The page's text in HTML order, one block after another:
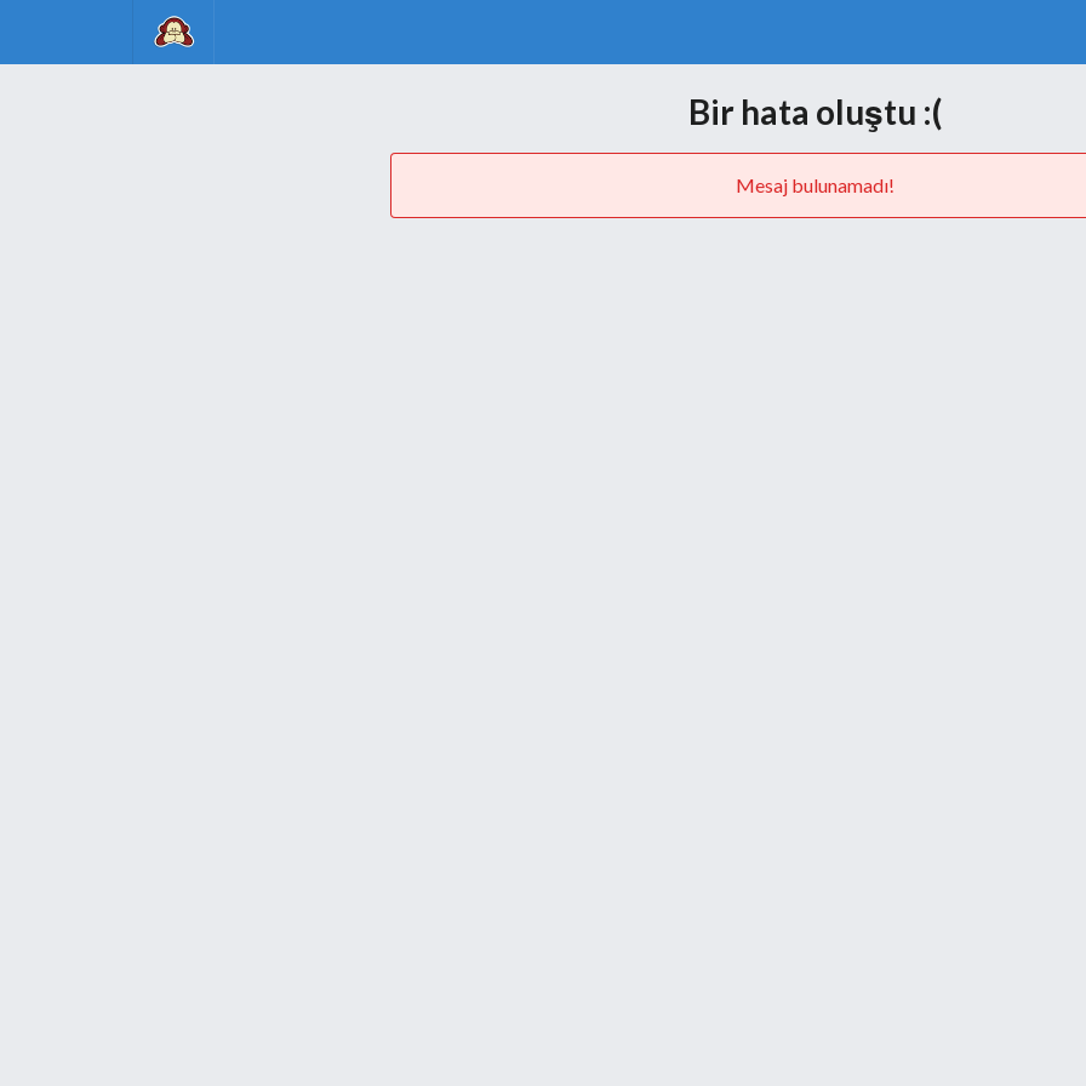
Bir hata oluştu :(
Mesaj bulunamadı!